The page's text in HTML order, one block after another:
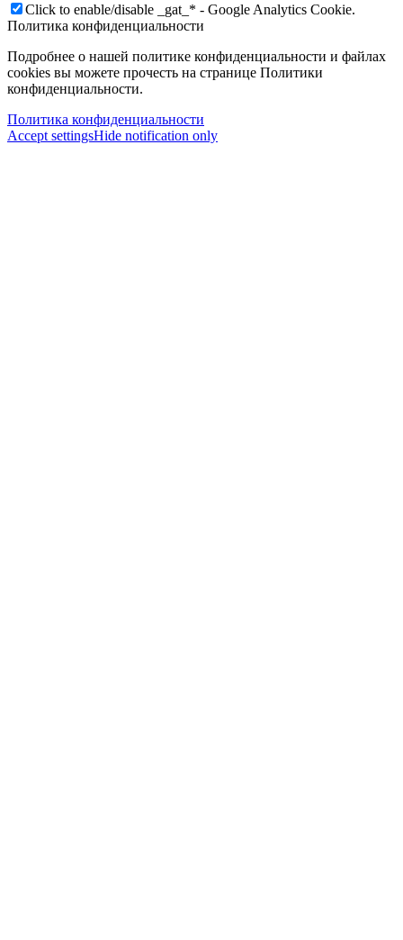
Click to enable/disable _gat_* - Google Analytics Cookie.
Политика конфиденциальности
Подробнее о нашей политике конфиденциальности и файлах
cookies вы можете прочесть на странице Политики
конфиденциальности.
Политика конфиденциальности
Accept settingsHide notification only